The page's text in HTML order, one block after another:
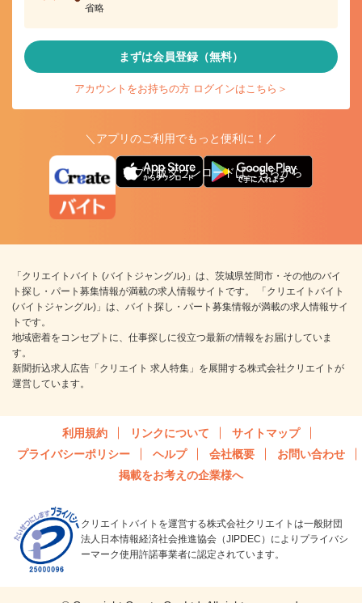
省略
まずは会員登録（無料）
アカウントをお持ちの方 ログインはこちら＞
＼アプリのご利用でもっと便利に！／
アプリ版ダウンロードはこちらから
「クリエイトバイト (バイトジャングル)」は、茨城県笠間市・その他のバイ
ト探し・パート募集情報が満載の求人情報サイトです。 「クリエイトバイト
(バイトジャングル)」は、バイト探し・パート募集情報が満載の求人情報サイ
トです。
地域密着をコンセプトに、仕事探しに役立つ最新の情報をお届けしていま
す。
新聞折込求人広告「クリエイト 求人特集」を展開する株式会社クリエイトが
運営しています。
利用規約 リンクについて
サイトマップ
プライバシーポリシー
ヘルプ 会社概要
お問い合わせ
掲載をお考えの企業様へ
クリエイトバイトを運営する株式会社クリエイトは一般財団
法人日本情報経済社会推進協会（JIPDEC）によりプライバシ
ーマーク使用許諾事業者に認定されています。